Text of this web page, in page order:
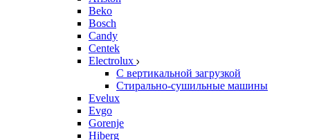
Beko
Bosch
Candy
Centek
Electrolux
С вертикальной загрузкой
Стирально-сушильные машины
Evelux
Evgo
Gorenje
Hiberg